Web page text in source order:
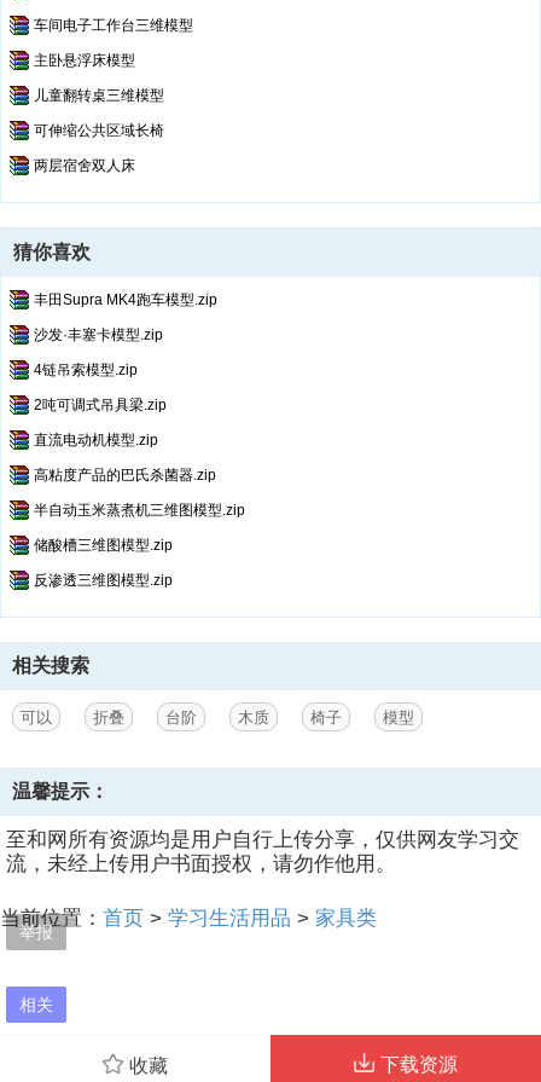
相关
举报
车间电子工作台三维模型
主卧悬浮床模型
儿童翻转桌三维模型
可伸缩公共区域长椅
两层宿舍双人床
猜你喜欢
丰田Supra MK4跑车模型.zip
沙发·丰塞卡模型.zip
4链吊索模型.zip
2吨可调式吊具梁.zip
直流电动机模型.zip
高粘度产品的巴氏杀菌器.zip
半自动玉米蒸煮机三维图模型.zip
储酸槽三维图模型.zip
反渗透三维图模型.zip
相关搜索
可以 折叠 台阶 木质 椅子 模型
收藏 下载资源
温馨提示：
至和网所有资源均是用户自行上传分享，仅供网友学习交
流，未经上传用户书面授权，请勿作他用。
当前位置： 首页 > 学习生活用品 > 家具类